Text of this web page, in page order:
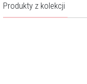
Pobierz instrukcję
Bergstern jest
inspiracji. Pierwszą z
krajobrazu, jego
Produkty z kolekcji